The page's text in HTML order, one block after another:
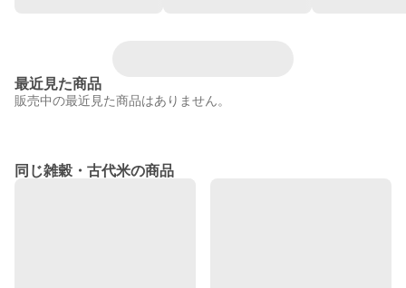
最近見た商品
販売中の最近見た商品はありません。
同じ雑穀・古代米の商品